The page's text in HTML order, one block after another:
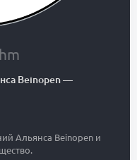
Beinopen—
Альянса Beinopen и